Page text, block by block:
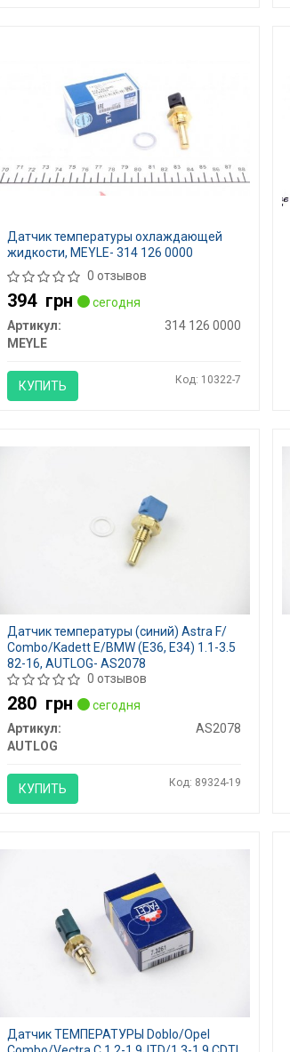
Датчик температуры охлаждающей
жидкости, MEYLE- 314 126 0000
0 отзывов
394 грн
сегодня
Артикул:
314 126 0000
MEYLE
КУПИТЬ Код: 10322-7
Датчик температуры (синий) Astra F/
Combo/Kadett E/BMW (E36, E34) 1.1-3.5
82-16, AUTLOG- AS2078
0 отзывов
280 грн
сегодня
Артикул:
AS2078
AUTLOG
КУПИТЬ Код: 89324-19
Датчик ТЕМПЕРАТУРЫ Doblo/Opel